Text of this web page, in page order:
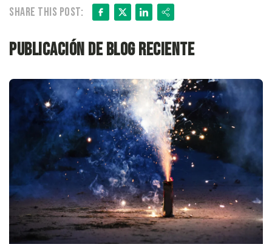
Share this post: Facebook
X LinkedIn
Share
Publicación de blog reciente